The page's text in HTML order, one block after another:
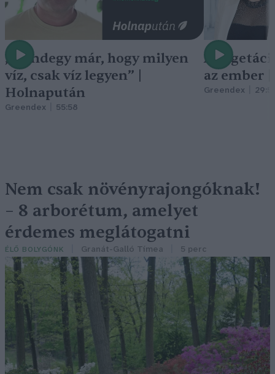
„Mindegy már, hogy milyen
víz, csak víz legyen” |
Holnapután
Greendex 55:58
A
az ember
Greendex
Nem csak növényrajongóknak!
– 8 arborétum, amelyet
érdemes meglátogatni
ÉLŐ BOLYGÓNK Granát-Galló Tímea 5 perc